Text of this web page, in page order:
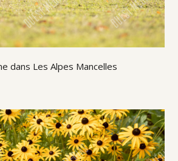
dans Les Alpes Mancelles